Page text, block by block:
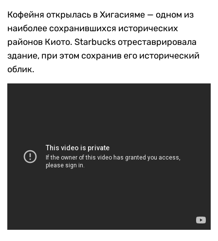
Кофейня открылась в Хигасияме — одном из
наиболее сохранившихся исторических
районов Киото. Starbucks отреставрировала
здание, при этом сохранив его исторический
облик.